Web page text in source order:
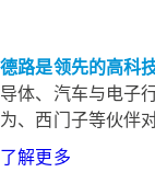
德路是领先的高科
导体、汽车与电子
为、西门子等伙伴
了解更多